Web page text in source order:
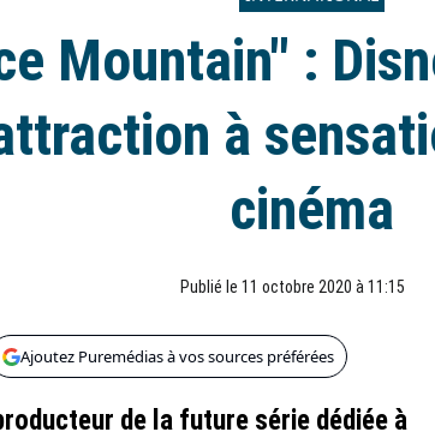
Mountain" :
à
cinéma
Publié le 11 octobre 2020 à 11:15
Ajoutez Puremédias à vos sources préférées
de la future série dédiée à